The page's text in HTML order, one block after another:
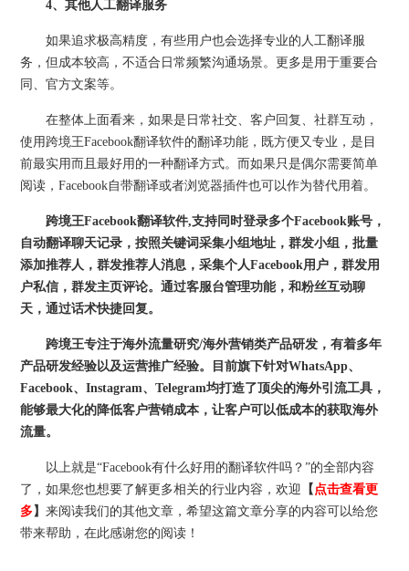
4、其他人工翻译服务
如果追求极高精度，有些用户也会选择专业的人工翻译服
务，但成本较高，不适合日常频繁沟通场景。更多是用于重要合
同、官方文案等。
在整体上面看来，如果是日常社交、客户回复、社群互动，
使用跨境王Facebook翻译软件的翻译功能，既方便又专业，是目
前最实用而且最好用的一种翻译方式。而如果只是偶尔需要简单
阅读，Facebook自带翻译或者浏览器插件也可以作为替代用着。
跨境王Facebook翻译软件,支持同时登录多个Facebook账号，
自动翻译聊天记录，按照关键词采集小组地址，群发小组，批量
添加推荐人，群发推荐人消息，采集个人Facebook用户，群发用
户私信，群发主页评论。通过客服台管理功能，和粉丝互动聊
天，通过话术快捷回复。
跨境王专注于海外流量研究/海外营销类产品研发，有着多年
产品研发经验以及运营推广经验。目前旗下针对WhatsApp、
Facebook、Instagram、Telegram均打造了顶尖的海外引流工具，
能够最大化的降低客户营销成本，让客户可以低成本的获取海外
流量。
以上就是“Facebook有什么好用的翻译软件吗？”的全部内容
了，如果您也想要了解更多相关的行业内容，欢迎 【 点击查看更
多】来阅读我们的其他文章，希望这篇文章分享的内容可以给您
带来帮助，在此感谢您的阅读！